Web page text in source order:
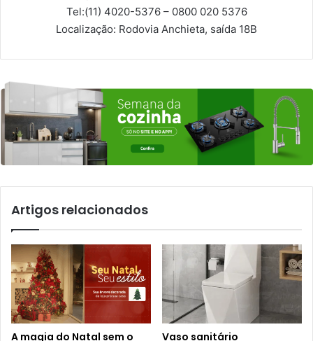
Tel:(11) 4020-5376 – 0800 020 5376
Localização: Rodovia Anchieta, saída 18B
Artigos relacionados
A magia do Natal sem o
Vaso sanitário